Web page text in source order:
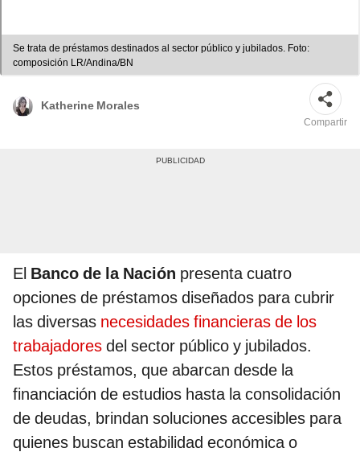
Se trata de préstamos destinados al sector público y jubilados. Foto:
composición LR/Andina/BN
Katherine Morales
Compartir
El Banco de la Nación presenta cuatro
opciones de préstamos diseñados para cubrir
las diversas necesidades financieras de los
trabajadores del sector público y jubilados.
Estos préstamos, que abarcan desde la
financiación de estudios hasta la consolidación
de deudas, brindan soluciones accesibles para
quienes buscan estabilidad económica o